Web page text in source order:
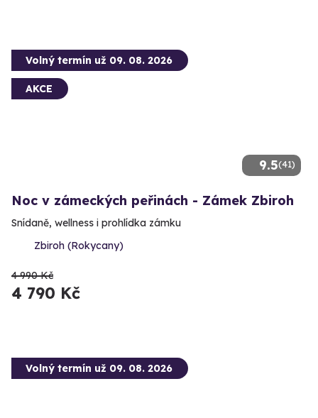
9.5(41)
Volný termín už 09. 08. 2026
AKCE
Noc v zámeckých peřinách - Zámek Zbiroh
Snídaně, wellness i prohlídka zámku
Zbiroh (Rokycany)
4 990 Kč
4 790 Kč
Volný termín už 09. 08. 2026